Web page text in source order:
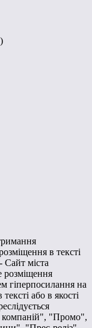
в тексті
Сайт міста
розміщення
гіперпосилання на
або в якості
"Промо",